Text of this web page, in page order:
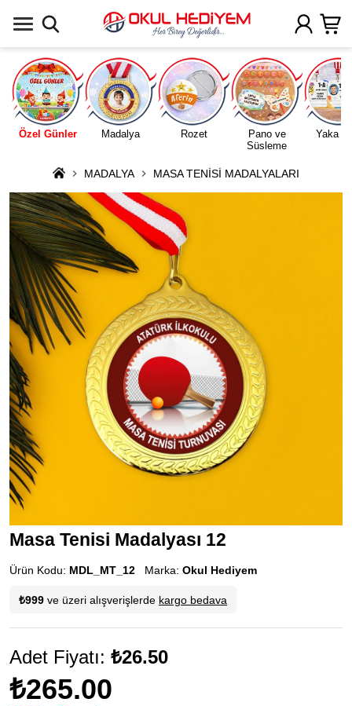
Özel Günler Madalya Rozet
Pano ve
Süsleme
Yaka
MADALYA MASA TENİSİ MADALYALARI
Masa Tenisi Madalyası 12
Ürün Kodu: MDL_MT_12 Marka: Okul Hediyem
₺999 ve üzeri alışverişlerde kargo bedava
Adet Fiyatı: ₺26.50
₺265.00
Uygulamada Aç